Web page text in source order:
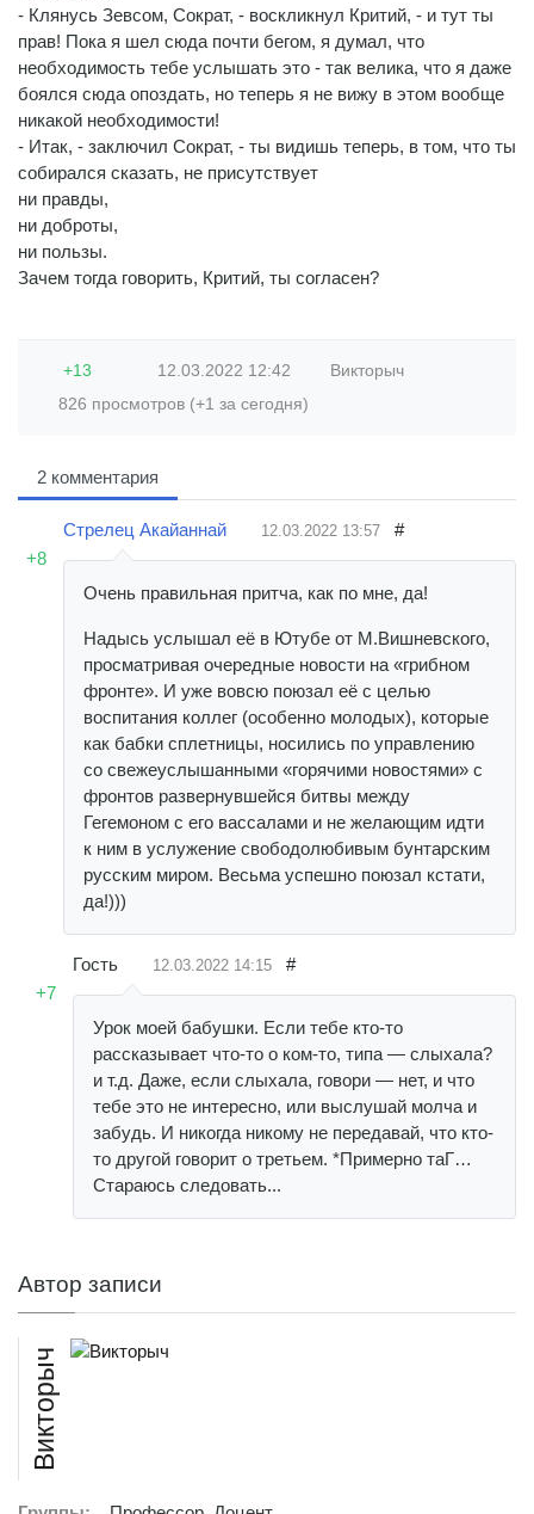
- Клянусь Зевсом, Сократ, - воскликнул Критий, - и тут ты
прав! Пока я шел сюда почти бегом, я думал, что
необходимость тебе услышать это - так велика, что я даже
боялся сюда опоздать, но теперь я не вижу в этом вообще
никакой необходимости!
- Итак, - заключил Сократ, - ты видишь теперь, в том, что ты
собирался сказать, не присутствует
ни правды,
ни доброты,
ни пользы.
Зачем тогда говорить, Критий, ты согласен?
+13 12.03.2022 12:42
Викторыч
826 просмотров (+1 за сегодня)
2 комментария
+8
Стрелец Акайаннай 12.03.2022 13:57 #
Очень правильная притча, как по мне, да!
Надысь услышал её в Ютубе от М.Вишневского,
просматривая очередные новости на «грибном
фронте». И уже вовсю поюзал её с целью
воспитания коллег (особенно молодых), которые
как бабки сплетницы, носились по управлению
со свежеуслышанными «горячими новостями» с
фронтов развернувшейся битвы между
Гегемоном с его вассалами и не желающим идти
к ним в услужение свободолюбивым бунтарским
русским миром. Весьма успешно поюзал кстати,
да!)))
+7
Гость 12.03.2022 14:15 #
Урок моей бабушки. Если тебе кто-то
рассказывает что-то о ком-то, типа — слыхала?
и т.д. Даже, если слыхала, говори — нет, и что
тебе это не интересно, или выслушай молча и
забудь. И никогда никому не передавай, что кто-
то другой говорит о третьем. *Примерно таГ…
Стараюсь следовать...
Автор записи
Викторыч